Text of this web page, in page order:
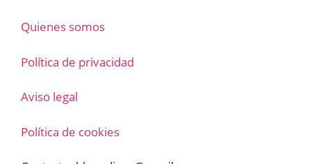
Quienes somos
Política de privacidad
Aviso legal
Política de cookies